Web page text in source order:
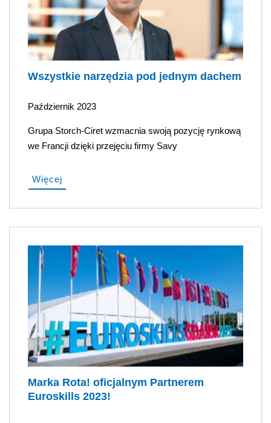
Wszystkie narzędzia pod jednym dachem
Październik 2023
Grupa Storch-Ciret wzmacnia swoją pozycję rynkową
we Francji dzięki przejęciu firmy Savy
Więcej
Marka Rota! oficjalnym Partnerem
Euroskills 2023!